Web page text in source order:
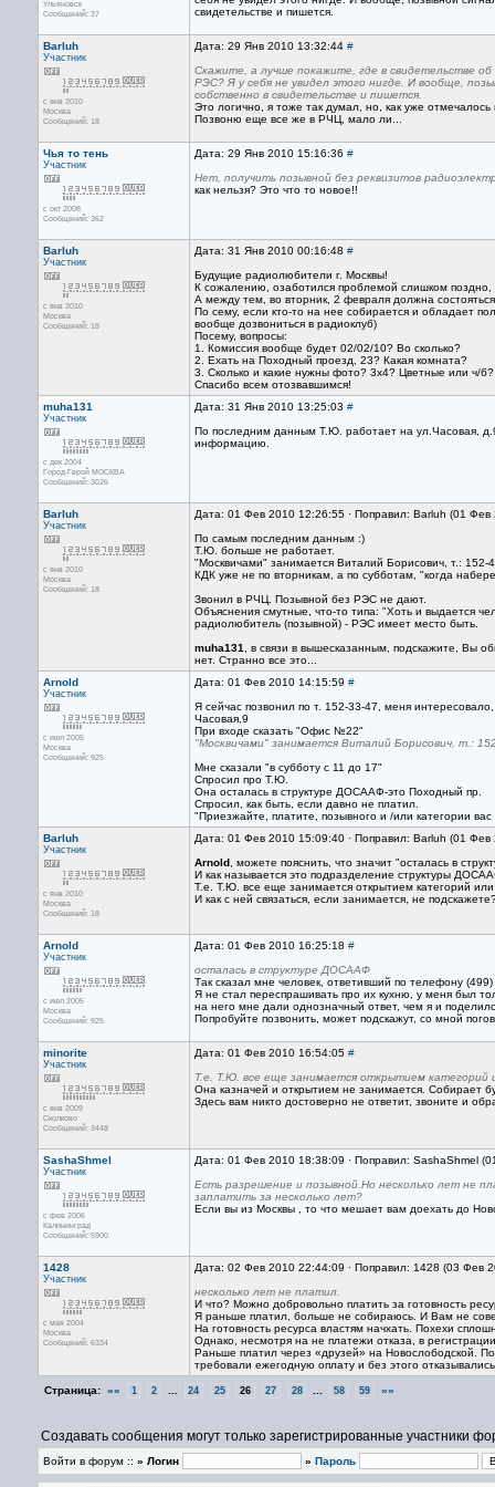
Ульяновск
Сообщений: 37
свидетельстве и пишется.
Barluh
Участник
с янв 2010
Москва
Сообщений: 18
Дата: 29 Янв 2010 13:32:44 #
Скажите, а лучше покажите, где в свидетельстве
РЭС? Я у себя не увидел этого нигде. И вообще,
собственно в свидетельстве и пишется.
Это логично, я тоже так думал, но, как уже
Позвоню еще все же в РЧЦ, мало ли...
Чья то тень
Участник
с окт 2008
Сообщений: 362
Дата: 29 Янв 2010 15:16:36 #
Нет, получить позывной без реквизитов
как нельзя? Это что то новое!!
Barluh
Участник
с янв 2010
Москва
Сообщений: 18
Дата: 31 Янв 2010 00:16:48 #
Будущие радиолюбители г. Москвы!
К сожалению, озаботился проблемой слишком поздно,
А между тем, во вторник, 2 февраля должна
По сему, если кто-то на нее собирается и обладает
вообще дозвониться в радиоклуб)
Посему, вопросы:
1. Комиссия вообще будет 02/02/10? Во сколько?
2. Ехать на Походный проезд, 23? Какая комната?
3. Сколько и какие нужны фото? 3х4? Цветные или ч/
Спасибо всем отозвавшимся!
muha131
Участник
с дек 2004
Город-Герой МОСКВА
Сообщений: 3026
Дата: 31 Янв 2010 13:25:03 #
По последним данным Т.Ю. работает на ул.Часовая,
информацию.
Barluh
Участник
с янв 2010
Москва
Сообщений: 18
Дата: 01 Фев 2010 12:26:55 · Поправил: Barluh (01
По самым последним данным :)
Т.Ю. больше не работает.
"Москвичами" занимается Виталий Борисович, т.: 152-
КДК уже не по вторникам, а по субботам, "когда
Звонил в РЧЦ. Позывной без РЭС не дают.
Объяснения смутные, что-то типа: "Хоть и выдается
радиолюбитель (позывной) - РЭС имеет место быть.
muha131
, в связи в вышесказанным, подскажите, Вы
нет. Странно все это...
Arnold
Участник
с июл 2005
Москва
Сообщений: 925
Дата: 01 Фев 2010 14:15:59 #
Я сейчас позвонил по т. 152-33-47, меня
Часовая,9
При входе сказать "Офис №22"
"Москвичами" занимается Виталий Борисович, т.:
Мне сказали "в субботу с 11 до 17"
Спросил про Т.Ю.
Она осталась в структуре ДОСААФ-это Походный пр.
Спросил, как быть, если давно не платил.
"Приезжайте, платите, позывного и /или категории
Barluh
Участник
с янв 2010
Москва
Сообщений: 18
Дата: 01 Фев 2010 15:09:40 · Поправил: Barluh (01
Arnold , можете пояснить, что значит "осталась в
И как называется это подразделение структуры
Т.е. Т.Ю. все еще занимается открытием категорий
И как с ней связаться, если занимается, не
Arnold
Участник
с июл 2005
Москва
Сообщений: 925
Дата: 01 Фев 2010 16:25:18 #
осталась в структуре ДОСААФ
Так сказал мне человек, ответивший по телефону
Я не стал переспрашивать про их кухню, у меня был
на него мне дали однозначный ответ, чем я и
Попробуйте позвонить, может подскажут, со мной
minorite
Участник
с янв 2009
Сколково
Сообщений: 3448
Дата: 01 Фев 2010 16:54:05 #
Т.е. Т.Ю. все еще занимается открытием категорий
Она казначей и открытием не занимается. Собирает
Здесь вам никто достоверно не ответит, звоните и
SashaShmel
Участник
с фев 2006
Калининград
Сообщений: 5900
Дата: 01 Фев 2010 18:38:09 · Поправил: SashaShmel
Есть разрешение и позывной.Но несколько лет не
заплатить за несколько лет?
Если вы из Москвы , то что мешает вам доехать до
1428
Участник
с мая 2004
Москва
Сообщений: 6334
Дата: 02 Фев 2010 22:44:09 · Поправил: 1428 (03 Фев
несколько лет не платил.
И что? Можно добровольно платить за готовность
Я раньше платил, больше не собираюсь. И Вам не
На готовность ресурса властям начхать. Похехи
Однако, несмотря на не платежи отказа, в
Раньше платил через «друзей» на Новослободской.
требовали ежегодную оплату и без этого
Страница: «« 1 2 24 25 26 27 28 58 59 »»
Создавать сообщения могут только зарегистрированные участники
Войти в форум :: » Логин » Пароль